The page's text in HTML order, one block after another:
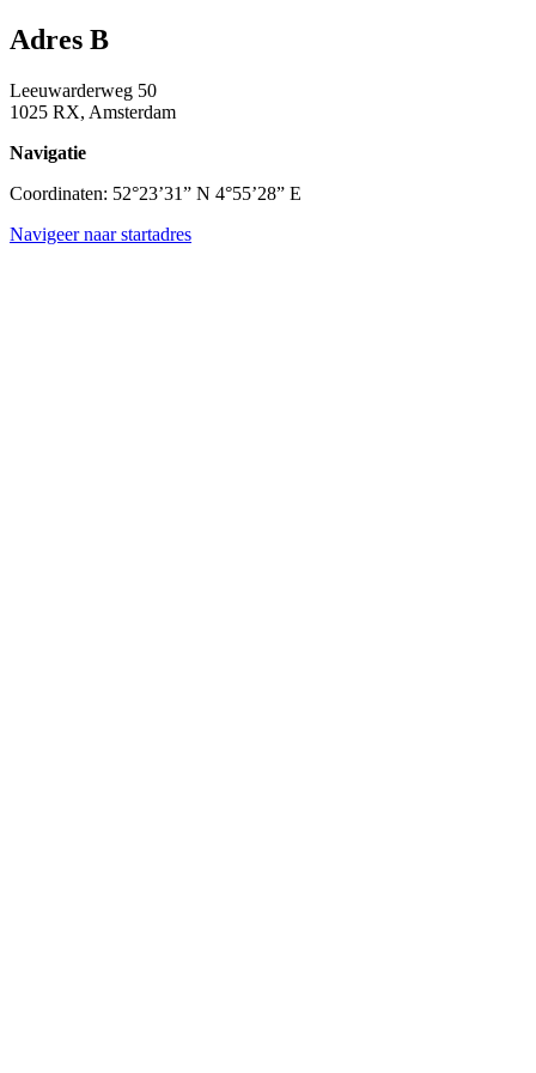
Adres B
Leeuwarderweg 50
1025 RX, Amsterdam
Navigatie
Coordinaten: 52°23’31” N 4°55’28” E
Navigeer naar startadres